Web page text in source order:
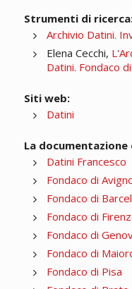
Strumenti di
Archivio Datini.
Elena Cecchi,
Datini. Fondaco
Siti web:
Datini
La
Datini Francesco
Fondaco di
Fondaco di
Fondaco di
Fondaco di
Fondaco di
Fondaco di Pisa